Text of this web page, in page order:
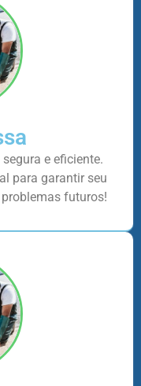
e eficiente.
para garantir seu
problemas futuros!